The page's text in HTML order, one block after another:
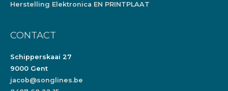
Herstelling Elektronica EN PRINTPLAAT
CONTACT
Schipperskaai 27
9000 Gent
jacob@songlines.be